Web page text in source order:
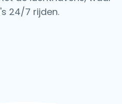
24/7 rijden.